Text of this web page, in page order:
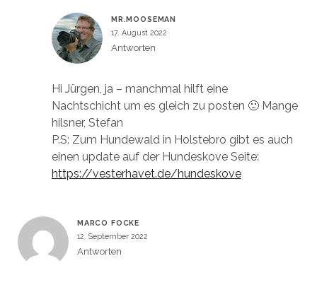
MR.MOOSEMAN
17. August 2022
Antworten
Hi Jürgen, ja – manchmal hilft eine
Nachtschicht um es gleich zu posten 🙂 Mange
hilsner, Stefan
P.S: Zum Hundewald in Holstebro gibt es auch
einen update auf der Hundeskove Seite:
https://vesterhavet.de/hundeskove
MARCO FOCKE
12. September 2022
Antworten